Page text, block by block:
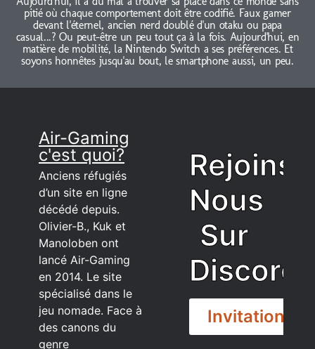
pitié où chaque comportement doit être codifié. Faux gamer
devant l'éternel, ancien nerd doublé d'un otaku ou papa
casual...? Ou peut-être un peu tout ça à la fois. Aujourd'hui, en
matière de mobilité, la Nintendo Switch a ses préférences. Et
soyons honnêtes jusqu'au bout, le smartphone aussi, un peu.
Air-Gaming
c'est quoi?
Anciens réfugiés
d’un site en ligne
décédé depuis.
Olivier-B., Kuk et
Manoloben ont
lancé Air-Gaming
en 2014. Le site
spécialisé dans le
jeu nomade. Face à
des canons du
genre
Rejoins
Nous
Sur
Discord
Invitation